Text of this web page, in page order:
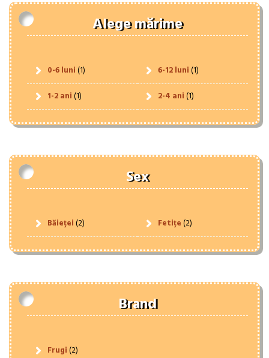
Alege mărime
0-6 luni(1) 6-12 luni(1)
1-2 ani(1) 2-4 ani(1)
Sex
Băieței(2) Fetițe(2)
Brand
Frugi(2)